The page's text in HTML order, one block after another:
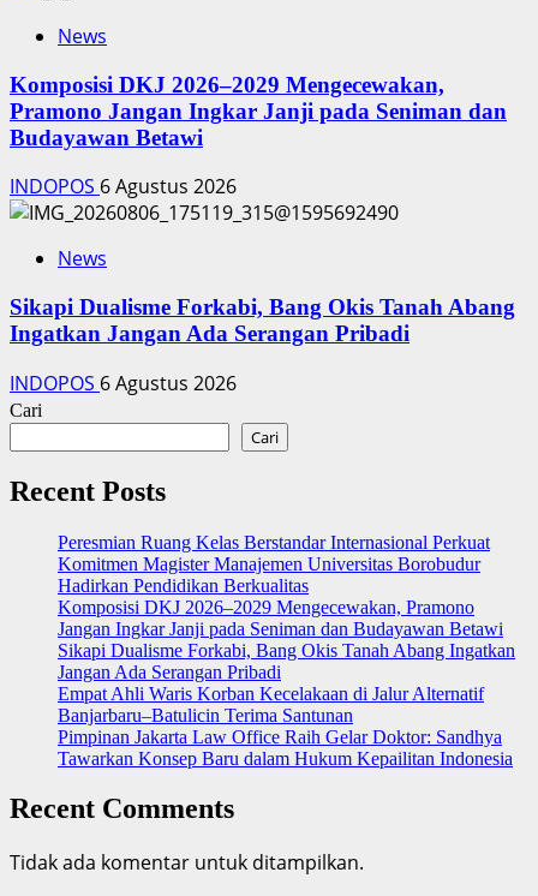
News
Komposisi DKJ 2026–2029 Mengecewakan,
Pramono Jangan Ingkar Janji pada Seniman dan
Budayawan Betawi
INDOPOS 6 Agustus 2026
News
Sikapi Dualisme Forkabi, Bang Okis Tanah Abang
Ingatkan Jangan Ada Serangan Pribadi
INDOPOS 6 Agustus 2026
Cari
Cari
Recent Posts
Peresmian Ruang Kelas Berstandar Internasional Perkuat
Komitmen Magister Manajemen Universitas Borobudur
Hadirkan Pendidikan Berkualitas
Komposisi DKJ 2026–2029 Mengecewakan, Pramono
Jangan Ingkar Janji pada Seniman dan Budayawan Betawi
Sikapi Dualisme Forkabi, Bang Okis Tanah Abang Ingatkan
Jangan Ada Serangan Pribadi
Empat Ahli Waris Korban Kecelakaan di Jalur Alternatif
Banjarbaru–Batulicin Terima Santunan
Pimpinan Jakarta Law Office Raih Gelar Doktor: Sandhya
Tawarkan Konsep Baru dalam Hukum Kepailitan Indonesia
Recent Comments
Tidak ada komentar untuk ditampilkan.